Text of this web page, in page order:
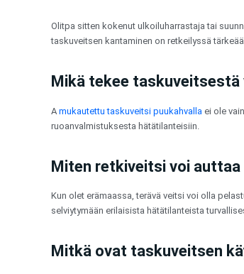
Olitpa sitten kokenut ulkoiluharrastaja tai
taskuveitsen kantaminen on retkeilyssä
Mikä tekee
A mukautettu taskuveitsi puukahvalla ei ole
ruoanvalmistuksesta hätätilanteisiin.
Miten retkiveitsi voi
Kun olet erämaassa, terävä veitsi voi olla
selviytymään erilaisista hätätilanteista
Mitkä ovat taskuveitsen